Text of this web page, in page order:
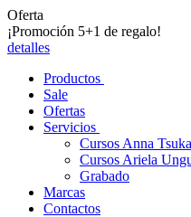
Oferta
¡Promoción 5+1 de regalo!
detalles
Productos
Sale
Ofertas
Servicios
Cursos Anna
Cursos Ariela
Grabado
Marcas
Contactos